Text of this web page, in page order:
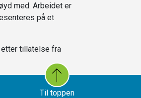
med. Arbeidet er
på et
etter tillatelse fra
Til toppen